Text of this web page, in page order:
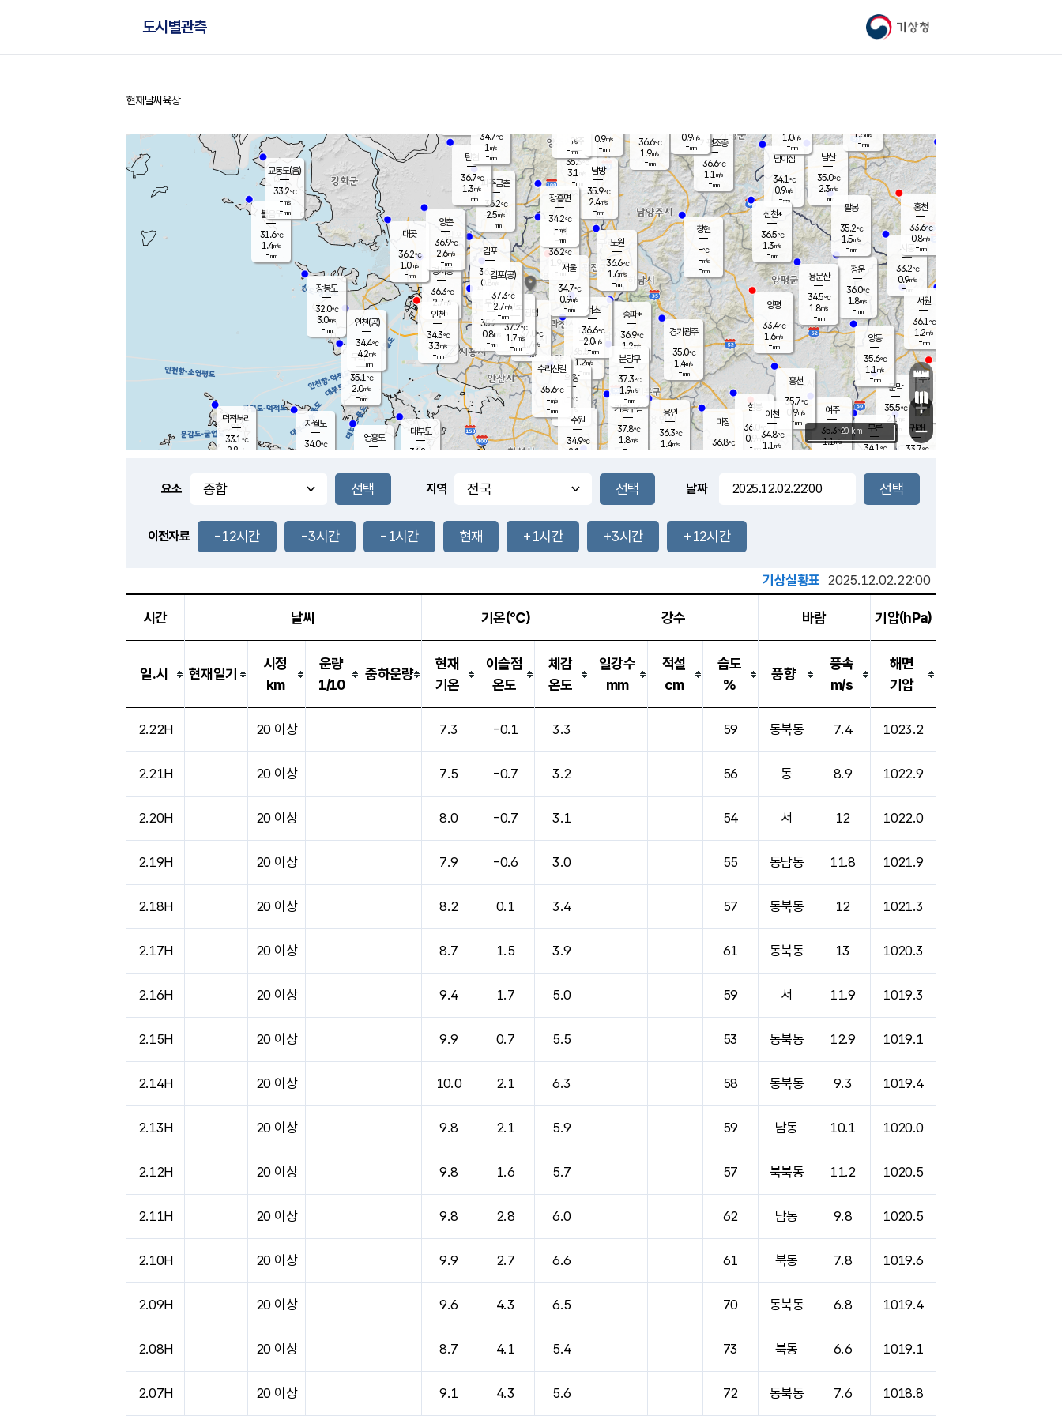
기상청
도시별관측
홈
현재날씨 육상
풍도
1.4m/s
문막
35.5℃
2.1m/s
mm
남이섬
34.1℃
0.9m/s
-mm
무의도
35.1℃
2.0m/s
-mm
영흥도
볼음도
31.6℃
1.4m/s
-mm
자월도
34.0℃
양주
35.3℃
3.1
-mm
부론
34.1 ℃
과천
35.5℃
1.2m/s
- mm
남산
35.0℃
2.3m/s
-mm
장봉도
32.0℃
3.0m/s
-mm
-mm
청운
36.0℃
1.8m/s
-mm
팔봉
35.2℃
1.5m/s
-mm
-mm
용인
36.3℃
1.4m/s
여주
35.3℃
1.1m/s
양동
35.6℃
1.1m/s
-mm
경기광주
35.0℃
1.4m/s
-mm
장호원
1.0m/s
-mm
34.7
℃
대부도
34.8
-
경서동
36.3℃
2.7 m/s
-mm
파주금촌
36.2℃
2.5m/s
-mm
가평조종
36.6℃
1.1 m/s
-mm
36.6℃
1.9m/s
-mm
대곶
36.2℃
1.0m/s
-mm
신천*
36.5℃
1.3m/s
-mm
창현
-℃
-m/s
-mm
탄현
36.7℃
1.3m/s
-mm
0.9m/s
-mm
36.5℃
1.4m/s
-mm
흥천
35.7℃
0.9m/s
-mm
마장
36.8℃
의왕
- ℃
m/s
mm
김포
36.2℃
0.8 m/s
mm
설봉
36.0
0.9 m/s
- mm
광명
37.0
℃
1.7 m/s
-mm
부천
35.2℃
0.8m/s
-mm
-mm
양촌
36.9℃
2.6m/s
-mm
구로
37.2℃
1.7m/s
-mm
은평
36.2℃
1.9 m/s
- mm
노원
36.6℃
1.6m/s
-mm
송파*
36.9℃
1.2m/s
-mm
서초
36.6℃
2.0m/s
-mm
남방
35.9℃
2.4m/s
-mm
기흥구갈
37.8℃
1.8m/s
-
수리산길
35.6℃
-m/s
-mm
분당구
37.3℃
1.9m/s
-mm
장흥면
34.2℃
-m/s
-mm
-m/s
-mm
시동
33.2℃
0.9m/s
- mm
귀래
33.7℃
서원
36.1℃
1.2m/s
-mm
용문산
34.5℃
1.8m/s
-mm
덕적북리
33.1℃
2.8 m/s
인천(공)
34.4℃
4.2m/s
-mm
김포(공)
37.3℃
2.7m/s
-mm
교동도(음)
33.2℃
-m/s
-mm
홍천
33.6℃
0.8m/s
-mm
이천
34.8℃
1.1 m/s
양평
33.4℃
1.6m/s
-mm
수원
34.9℃
2.1 m/s
인천
34.3℃
3.3m/s
-mm
서울
34.7℃
0.9m/s
-mm
1.8m/s
-mm
34.7℃
1 m/s
-mm
0.9m/s
-mm
+
−
20 km
요소 지역 날짜
이전자료 -12시간 -3시간 -1시간 현재 +1시간 +3시간 +12시간
기상실황표 2025.12.02.22:00
시간 날씨 기온(℃) 강수 바람 기압(hPa)
일.시 현재일기
시정
km
운량
1/10
중하운량
현재
기온
이슬점
온도
체감
온도
일강수
mm
적설
cm
습도
%
풍향
풍속
m/s
해면
기압
2.22H 20 이상 7.3 -0.1 3.3 59 동북동 7.4 1023.2
2.21H 20 이상 7.5 -0.7 3.2 56 동 8.9 1022.9
2.20H 20 이상 8.0 -0.7 3.1 54 서 12 1022.0
2.19H 20 이상 7.9 -0.6 3.0 55 동남동 11.8 1021.9
2.18H 20 이상 8.2 0.1 3.4 57 동북동 12 1021.3
2.17H 20 이상 8.7 1.5 3.9 61 동북동 13 1020.3
2.16H 20 이상 9.4 1.7 5.0 59 서 11.9 1019.3
2.15H 20 이상 9.9 0.7 5.5 53 동북동 12.9 1019.1
2.14H 20 이상 10.0 2.1 6.3 58 동북동 9.3 1019.4
2.13H 20 이상 9.8 2.1 5.9 59 남동 10.1 1020.0
2.12H 20 이상 9.8 1.6 5.7 57 북북동 11.2 1020.5
2.11H 20 이상 9.8 2.8 6.0 62 남동 9.8 1020.5
2.10H 20 이상 9.9 2.7 6.6 61 북동 7.8 1019.6
2.09H 20 이상 9.6 4.3 6.5 70 동북동 6.8 1019.4
2.08H 20 이상 8.7 4.1 5.4 73 북동 6.6 1019.1
2.07H 20 이상 9.1 4.3 5.6 72 동북동 7.6 1018.8